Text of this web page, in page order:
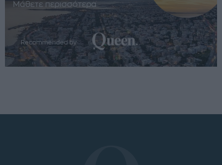
Μάθετε περισσότερα
Recommended by